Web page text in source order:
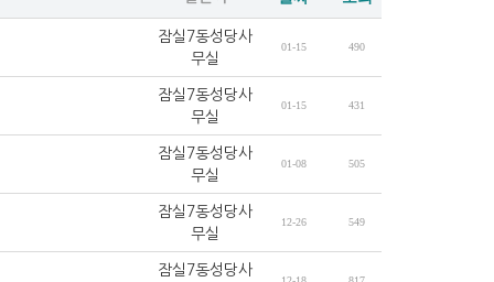
잠실7동성당사
무실
01-15 490
잠실7동성당사
무실
01-15 431
잠실7동성당사
무실
01-08 505
잠실7동성당사
무실
12-26 549
잠실7동성당사